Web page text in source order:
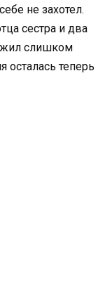
не захотел.
сестра и два
жил слишком
осталась теперь